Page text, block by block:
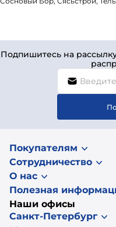
Подпишитесь на
Покупателям
Сотрудничество
О нас
Полезная
Наши офисы
Санкт-Петербург